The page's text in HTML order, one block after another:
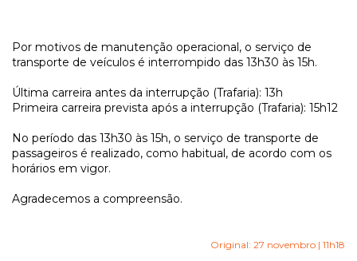
Por motivos de manutenção operacional, o serviço de
transporte de veículos é interrompido das 13h30 às 15h.
Última carreira antes da interrupção (Trafaria): 13h
Primeira carreira prevista após a interrupção (Trafaria): 15h12
No período das 13h30 às 15h, o serviço de transporte de
passageiros é realizado, como habitual, de acordo com os
horários em vigor.
Agradecemos a compreensão.
Original: 27 novembro | 11h18